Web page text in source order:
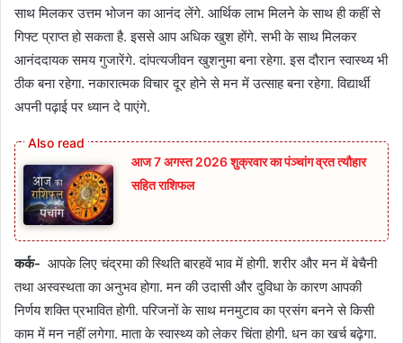
साथ मिलकर उत्तम भोजन का आनंद लेंगे. आर्थिक लाभ मिलने के साथ ही कहीं से
गिफ्ट प्राप्त हो सकता है. इससे आप अधिक खुश होंगे. सभी के साथ मिलकर
आनंददायक समय गुजारेंगे. दांपत्यजीवन खुशनुमा बना रहेगा. इस दौरान स्वास्थ्य भी
ठीक बना रहेगा. नकारात्मक विचार दूर होने से मन में उत्साह बना रहेगा. विद्यार्थी
अपनी पढ़ाई पर ध्यान दे पाएंगे.
आज 7 अगस्त 2026 शुक्रवार का पंञ्चांग व्रत त्यौहार
सहित राशिफल
कर्क- आपके लिए चंद्रमा की स्थिति बारहवें भाव में होगी. शरीर और मन में बेचैनी
तथा अस्वस्थता का अनुभव होगा. मन की उदासी और दुविधा के कारण आपकी
निर्णय शक्ति प्रभावित होगी. परिजनों के साथ मनमुटाव का प्रसंग बनने से किसी
काम में मन नहीं लगेगा. माता के स्वास्थ्य को लेकर चिंता होगी. धन का खर्च बढ़ेगा.